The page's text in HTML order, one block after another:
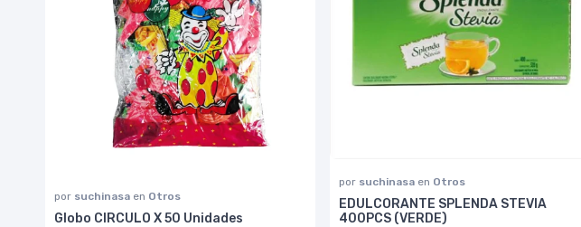
por suchinasa en Otros
Globo CIRCULO X 50 Unidades
por suchinasa en Otros
EDULCORANTE SPLENDA STEVIA
400PCS (VERDE)